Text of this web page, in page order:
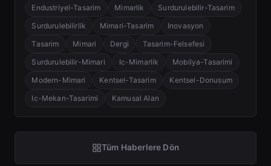
Endustriyel-Tasarim Mimarlik
Surdurulebilir-Tasarim
Surdurulebilirlik
Mimari-Tasarim
Inovasyon
Tasarim
Mimari Dergi
Tasarim-Felsefesi
Surdurulebilir-Mimari
Ic-Mimarlik
Mobilya-Tasarimi
Modern-Mimari
Kentsel-Tasarim
Kentsel-Donusum
Ic-Mekan-Tasarimi
Kamusal Alan
Tüm Haberlere Dön